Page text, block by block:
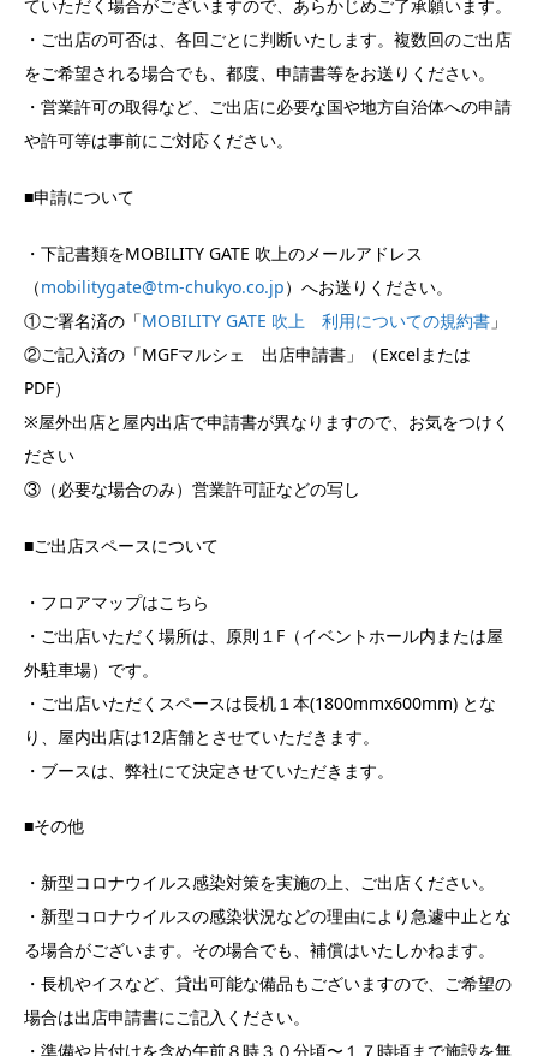
ていただく場合がございますので、あらかじめご了承願います。
・ご出店の可否は、各回ごとに判断いたします。複数回のご出店
をご希望される場合でも、都度、申請書等をお送りください。
・営業許可の取得など、ご出店に必要な国や地方自治体への申請
や許可等は事前にご対応ください。
■申請について
・下記書類をMOBILITY GATE 吹上のメールアドレス
（mobilitygate@tm-chukyo.co.jp）へお送りください。
①ご署名済の「MOBILITY GATE 吹上 利用についての規約書 」
②ご記入済の「MGFマルシェ 出店申請書」（Excelまたは
PDF）
※屋外出店と屋内出店で申請書が異なりますので、お気をつけく
ださい
③（必要な場合のみ）営業許可証などの写し
■ご出店スペースについて
・フロアマップはこちら
・ご出店いただく場所は、原則１F（イベントホール内または屋
外駐車場）です。
・ご出店いただくスペースは長机１本(1800mmx600mm) とな
り、屋内出店は12店舗とさせていただきます。
・ブースは、弊社にて決定させていただきます。
■その他
・新型コロナウイルス感染対策を実施の上、ご出店ください。
・新型コロナウイルスの感染状況などの理由により急遽中止とな
る場合がございます。その場合でも、補償はいたしかねます。
・長机やイスなど、貸出可能な備品もございますので、ご希望の
場合は出店申請書にご記入ください。
・準備や片付けを含め午前８時３０分頃〜１７時頃まで施設を無